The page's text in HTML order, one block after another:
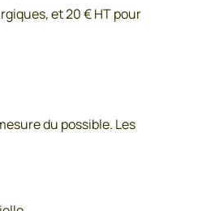
et 20 € HT pour
du possible. Les